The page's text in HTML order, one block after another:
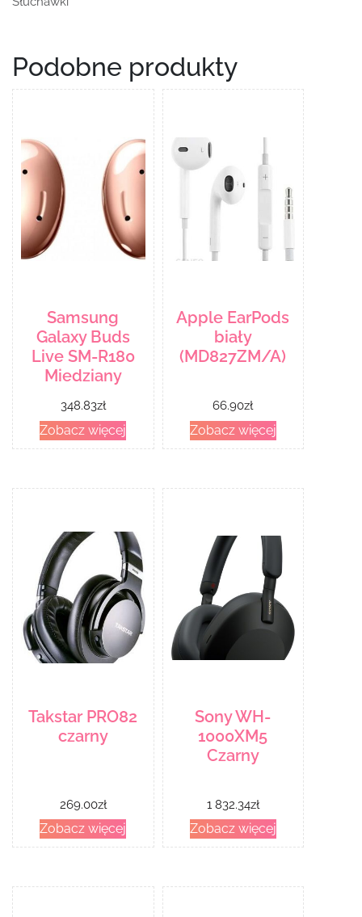
Podobne produkty
Samsung
Galaxy Buds
Live SM-R180
Miedziany
348.83zł
Zobacz więcej
Apple EarPods
biały
(MD827ZM/A)
66.90zł
Zobacz więcej
Takstar PRO82
czarny
269.00zł
Zobacz więcej
Sony WH-
1000XM5
Czarny
1 832.34zł
Zobacz więcej